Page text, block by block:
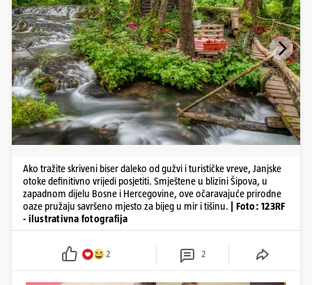
Ako tražite skriveni biser daleko od gužvi i turističke vreve, Janjske
otoke definitivno vrijedi posjetiti. Smještene u blizini Šipova, u
zapadnom dijelu Bosne i Hercegovine, ove očaravajuće prirodne
oaze pružaju savršeno mjesto za bijeg u mir i tišinu.
| Foto: 123RF
- ilustrativna fotografija
2 2